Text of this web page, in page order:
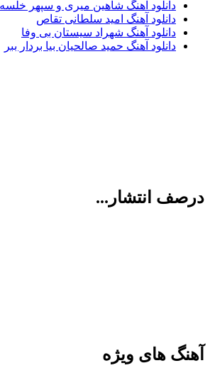
دانلود آهنگ شاهین میری و سپهر خلسه تراپی
دانلود آهنگ امید سلطانی تقاص
دانلود آهنگ شهراد سیستان بی وفا
دانلود آهنگ حمید صالحیان بیا بردار ببر
انتشار...
های ویژه